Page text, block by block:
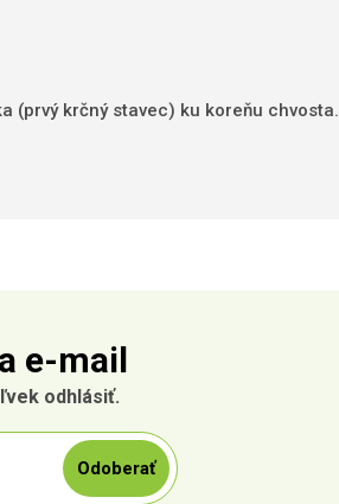
(prvý krčný stavec) ku koreňu chvosta.
e-mail
odhlásiť.
Odoberať